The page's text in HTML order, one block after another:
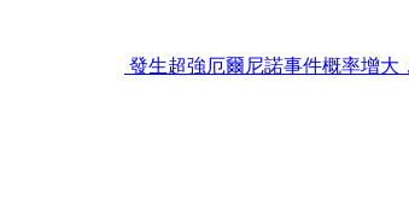
發生超強厄爾尼諾事件概率增大